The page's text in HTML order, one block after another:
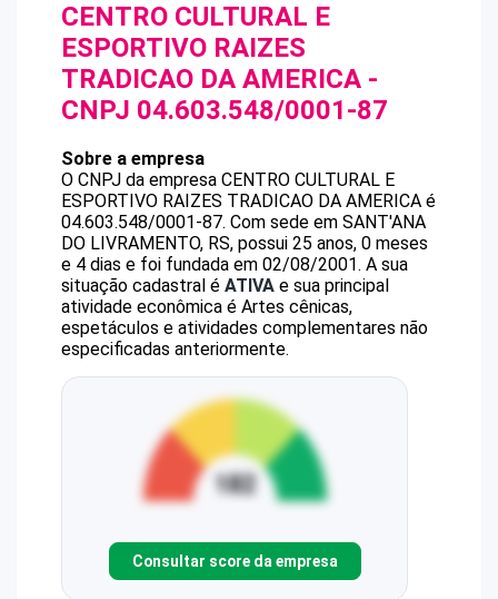
CENTRO CULTURAL E
ESPORTIVO RAIZES
TRADICAO DA AMERICA -
CNPJ 04.603.548/0001-87
Sobre a empresa
O CNPJ da empresa CENTRO CULTURAL E
ESPORTIVO RAIZES TRADICAO DA AMERICA é
04.603.548/0001-87. Com sede em SANT'ANA
DO LIVRAMENTO, RS, possui 25 anos, 0 meses
e 4 dias e foi fundada em 02/08/2001. A sua
situação cadastral é ATIVA e sua principal
atividade econômica é Artes cênicas,
espetáculos e atividades complementares não
especificadas anteriormente.
Consultar score da empresa